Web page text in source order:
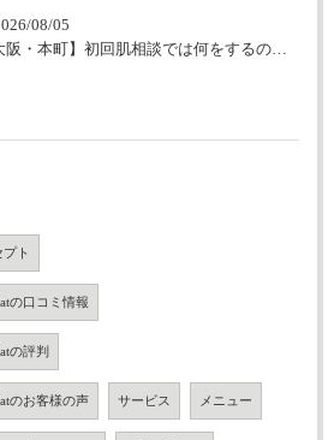
08/05
【大阪・本町】初回肌相談では何をするの？｜シミ・肝斑・敏感肌改善専門サロン
ト
の口コミ情報
の評判
のお客様の声 サービス メニュー